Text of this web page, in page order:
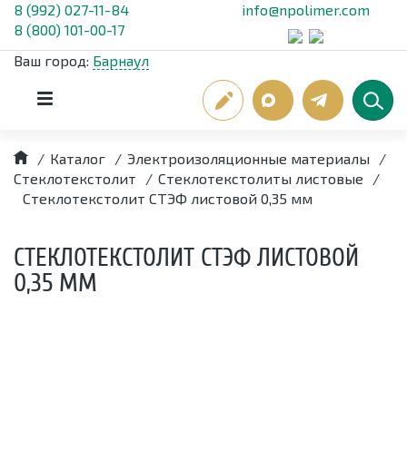
8 (992) 027-11-84
8 (800) 101-00-17
info@npolimer.com
Ваш город: Барнаул
/ Каталог / Электроизоляционные материалы
/
Стеклотекстолит
/ Стеклотекстолиты листовые
/
Стеклотекстолит СТЭФ листовой 0,35 мм
СТЕКЛОТЕКСТОЛИТ СТЭФ ЛИСТОВОЙ
0,35 ММ